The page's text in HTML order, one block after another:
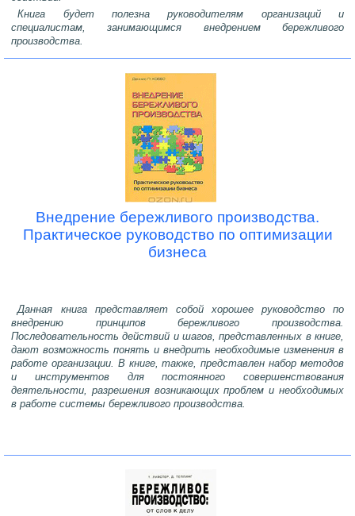
Книга будет полезна руководителям организаций и
специалистам, занимающимся внедрением бережливого
производства.
Внедрение бережливого производства.
Практическое руководство по оптимизации
бизнеса
Данная книга представляет собой хорошее руководство по
внедрению принципов бережливого производства.
Последовательность действий и шагов, представленных в книге,
дают возможность понять и внедрить необходимые изменения в
работе организации. В книге, также, представлен набор методов
и инструментов для постоянного совершенствования
деятельности, разрешения возникающих проблем и необходимых
в работе системы бережливого производства.